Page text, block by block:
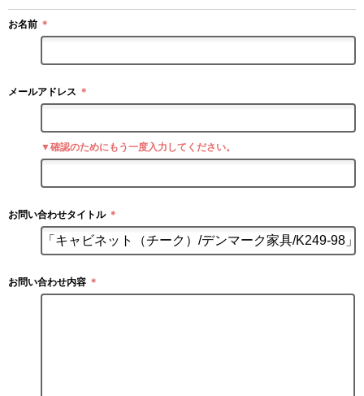
お名前 ＊
メールアドレス ＊
▼確認のためにもう一度入力してください。
お問い合わせタイトル ＊
お問い合わせ内容 ＊